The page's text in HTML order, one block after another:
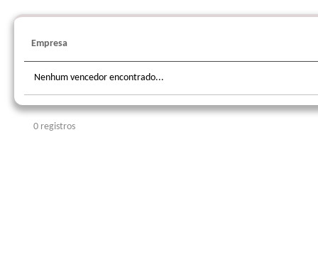
Empresa
Nenhum vencedor encontrado...
0 registros